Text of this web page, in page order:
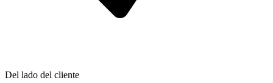
Del lado del cliente